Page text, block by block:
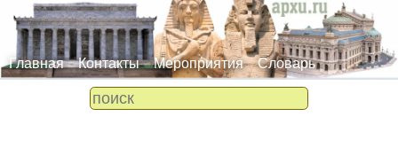
Главная Контакты Мероприятия Словарь